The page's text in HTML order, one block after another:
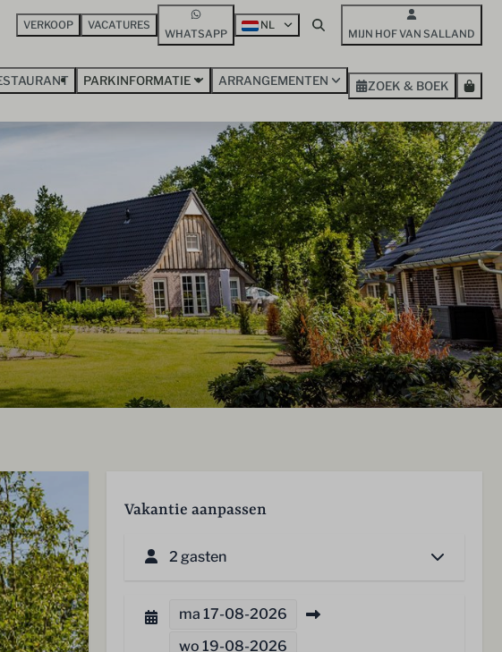
VERKOOP VACATURES
WHATSAPP
NL
MIJN HOF VAN SALLAND
PARKINFORMATIE ARRANGEMENTEN ZOEK & BOEK
Vakantie aanpassen
2 gasten
ma 17-08-2026
wo 19-08-2026